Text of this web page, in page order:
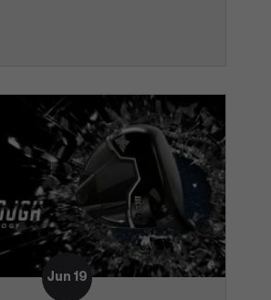
Jun 19